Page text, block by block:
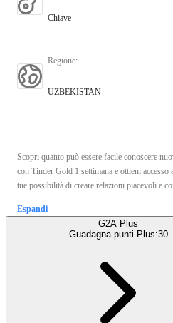
Chiave
Regione:
UZBEKISTAN
Scopri quanto può essere facile conoscere
con Tinder Gold 1 settimana e ottieni
tue possibilità di creare relazioni piacevoli e
Espandi
G2A Plus
Guadagna punti Plus:30